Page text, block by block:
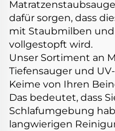
dafür sorgen, dass
mit Staubmilben
vollgestopft wird.
Unser Sortiment an
Tiefensauger und
Keime von Ihren
Das bedeutet, dass
Schlafumgebung
langwierigen